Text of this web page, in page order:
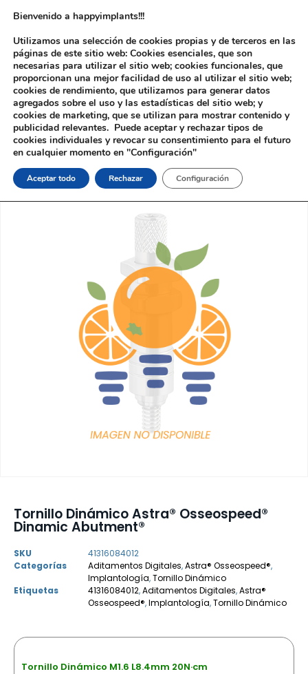
Inicio/Implantología/Aditamentos Digitales /Astra®
Osseospeed®/ Tornillo Dinámico Astra® Osseospeed® Dinamic
Abutment®
Tornillo Dinámico Astra® Osseospeed®
Dinamic Abutment®
SKU
41316084012
Categorías
Aditamentos Digitales,Astra® Osseospeed®,
Implantología,Tornillo Dinámico
Etiquetas
41316084012,Aditamentos Digitales,Astra®
Osseospeed®,Implantología,Tornillo Dinámico
Tornillo Dinámico M1.6 L8.4mm 20N·cm
Bienvenido a happyimplants!!!
Utilizamos una selección de cookies propias y de terceros en las
páginas de este sitio web: Cookies esenciales, que son
necesarias para utilizar el sitio web; cookies funcionales, que
proporcionan una mejor facilidad de uso al utilizar el sitio web;
cookies de rendimiento, que utilizamos para generar datos
agregados sobre el uso y las estadísticas del sitio web; y
cookies de marketing, que se utilizan para mostrar contenido y
publicidad relevantes. Puede aceptar y rechazar tipos de
cookies individuales y revocar su consentimiento para el futuro
en cualquier momento en "Configuración"
Aceptar todo Rechazar Configuración